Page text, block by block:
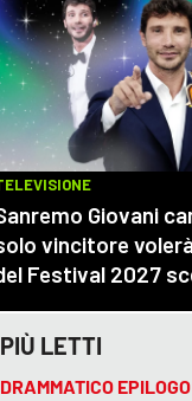
PIÙ LETTI
DRAMMATICO EPILOGO